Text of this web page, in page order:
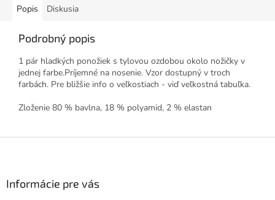
Popis Diskusia
Podrobný popis
1 pár hladkých ponožiek s tylovou ozdobou okolo nožičky v
jednej farbe.Príjemné na nosenie. Vzor dostupný v troch
farbách. Pre bližšie info o veľkostiach - viď veľkostná tabuľka.
Zloženie 80 % bavlna, 18 % polyamid, 2 % elastan
Informácie pre vás